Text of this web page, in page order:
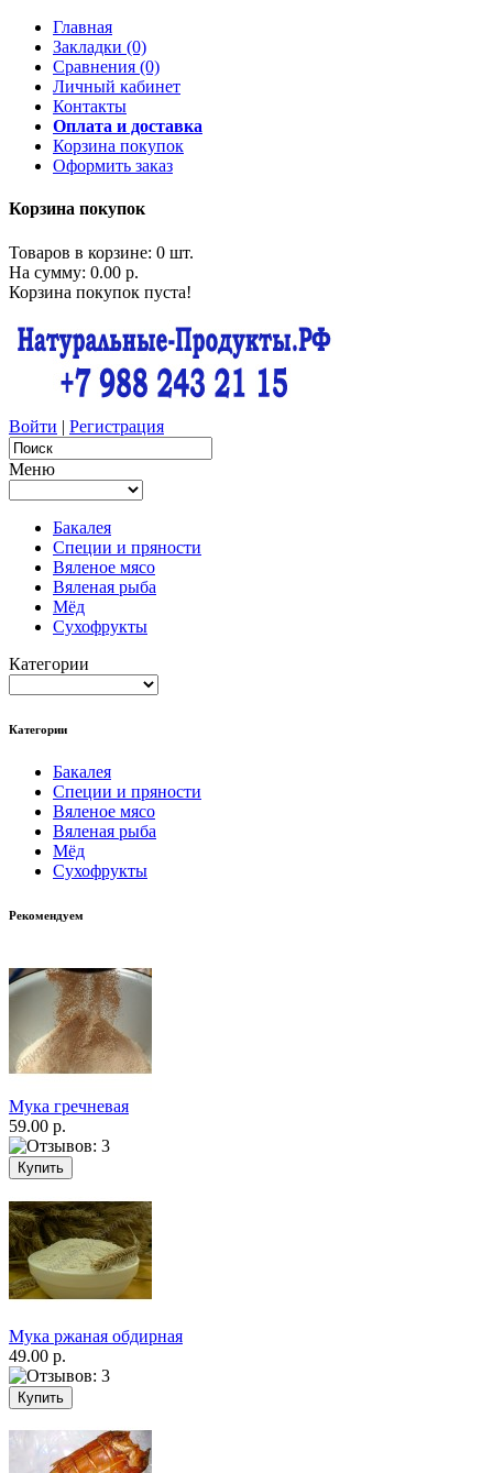
Главная
Закладки (0)
Сравнения (0)
Личный кабинет
Контакты
Оплата и доставка
Корзина покупок
Оформить заказ
Корзина покупок
Товаров в корзине: 0 шт.
На сумму: 0.00 р.
Корзина покупок пуста!
Войти | Регистрация
Меню
Бакалея
Специи и пряности
Вяленое мясо
Вяленая рыба
Мёд
Сухофрукты
Категории
Категории
Бакалея
Специи и пряности
Вяленое мясо
Вяленая рыба
Мёд
Сухофрукты
Рекомендуем
Мука гречневая
59.00 р.
Мука ржаная обдирная
49.00 р.